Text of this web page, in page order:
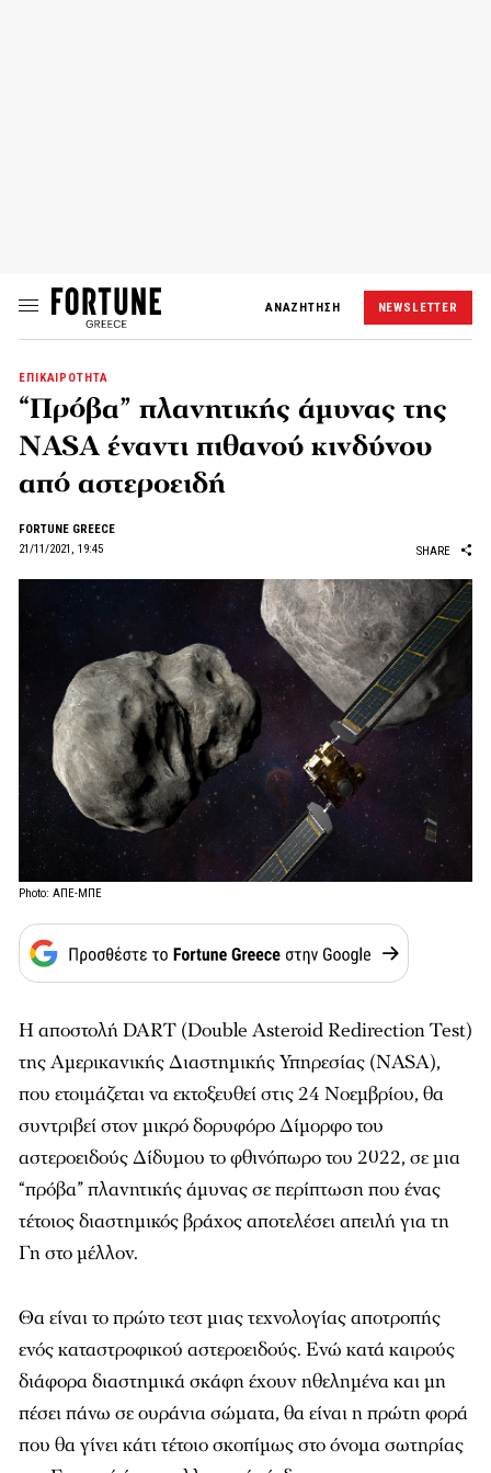
ΑΝΑΖΗΤΗΣΗ NEWSLETTER
ΕΠΙΚΑΙΡΟΤΗΤΑ
“Πρόβα” πλανητικής άμυνας της
NASA έναντι πιθανού κινδύνου
από αστεροειδή
FORTUNE GREECE
21/11/2021, 19:45
SHARE
Photo: ΑΠΕ-ΜΠΕ
Η αποστολή DART (Double Asteroid Redirection Test)
της Αμερικανικής Διαστημικής Υπηρεσίας (NASA),
που ετοιμάζεται να εκτοξευθεί στις 24 Νοεμβρίου, θα
συντριβεί στον μικρό δορυφόρο Δίμορφο του
αστεροειδούς Δίδυμου το φθινόπωρο του 2022, σε μια
“πρόβα” πλανητικής άμυνας σε περίπτωση που ένας
τέτοιος διαστημικός βράχος αποτελέσει απειλή για τη
Γη στο μέλλον.
Θα είναι το πρώτο τεστ μιας τεχνολογίας αποτροπής
ενός καταστροφικού αστεροειδούς. Ενώ κατά καιρούς
διάφορα διαστημικά σκάφη έχουν ηθελημένα και μη
πέσει πάνω σε ουράνια σώματα, θα είναι η πρώτη φορά
που θα γίνει κάτι τέτοιο σκοπίμως στο όνομα σωτηρίας